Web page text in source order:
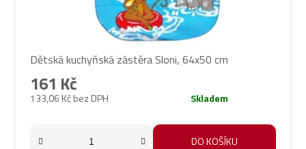
Dětská kuchyňská zástěra Sloni, 64x50 cm
133,06 Kč bez DPH
161 Kč
Skladem
DO KOŠÍKU